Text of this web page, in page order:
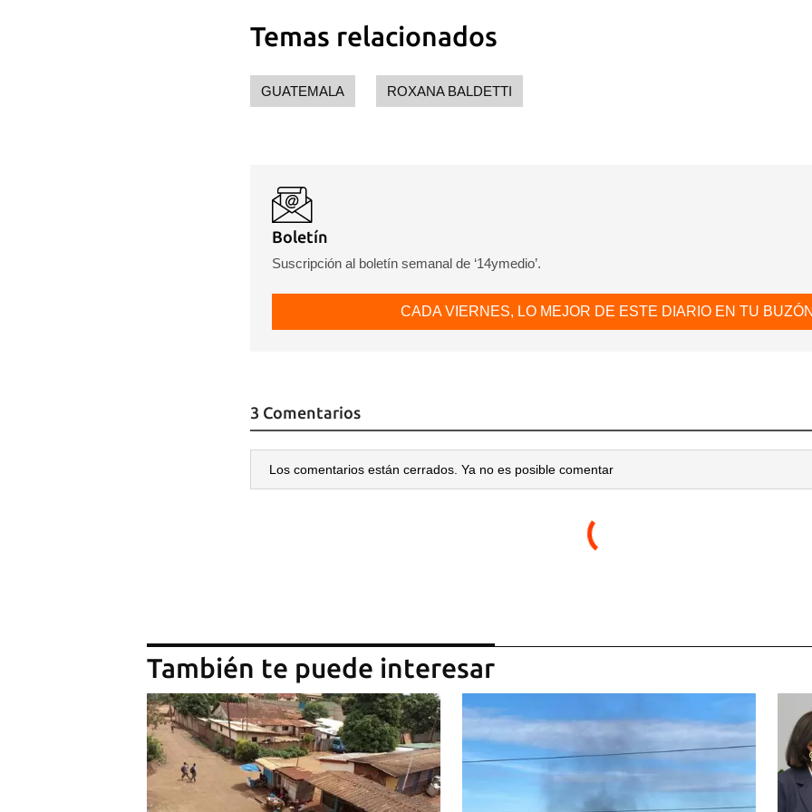
Temas relacionados
GUATEMALA ROXANA BALDETTI
Boletín
Suscripción al boletín semanal de ‘14ymedio’.
CADA VIERNES, LO MEJOR DE ESTE DIARIO EN TU
3 Comentarios
Los comentarios están cerrados. Ya no es posible comentar
También te puede interesar